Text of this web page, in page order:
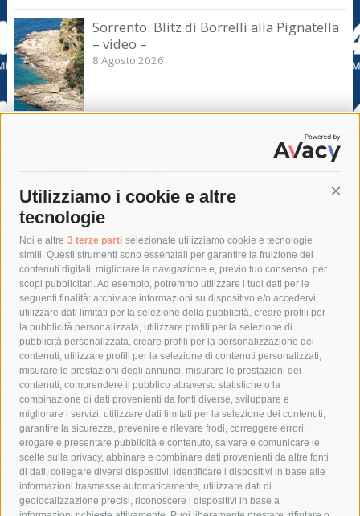
Utilizziamo i cookie e altre
tecnologie
Noi e altre 3 terze parti selezionate utilizziamo cookie e tecnologie
simili. Questi strumenti sono essenziali per garantire la fruizione dei
contenuti digitali, migliorare la navigazione e, previo tuo consenso, per
scopi pubblicitari. Ad esempio, potremmo utilizzare i tuoi dati per le
seguenti finalità: archiviare informazioni su dispositivo e/o accedervi,
utilizzare dati limitati per la selezione della pubblicità, creare profili per
la pubblicità personalizzata, utilizzare profili per la selezione di
pubblicità personalizzata, creare profili per la personalizzazione dei
contenuti, utilizzare profili per la selezione di contenuti personalizzati,
misurare le prestazioni degli annunci, misurare le prestazioni dei
contenuti, comprendere il pubblico attraverso statistiche o la
combinazione di dati provenienti da fonti diverse, sviluppare e
migliorare i servizi, utilizzare dati limitati per la selezione dei contenuti,
garantire la sicurezza, prevenire e rilevare frodi, correggere errori,
erogare e presentare pubblicità e contenuto, salvare e comunicare le
scelte sulla privacy, abbinare e combinare dati provenienti da altre fonti
di dati, collegare diversi dispositivi, identificare i dispositivi in base alle
informazioni trasmesse automaticamente, utilizzare dati di
geolocalizzazione precisi, riconoscere i dispositivi in base a
Sorrento. Blitz di Borrelli alla Pignatella
– video –
8 Agosto 2026
Sorrento. Le denunce: Bivacchi e rifiuti
8 Agosto 2026
Tag
acqua allerta meteo
anas
area marina protetta di punta campanella
arresto
Asl Napoli 3 sud
capitaneria di porto capri
carabinieri
castellammare di stabia
circumvesuviana
comune di sorrento
concerto
contagi
costiera amalfitana
covid-19 eav
elezioni
fondazione sorrento
gori guardia costiera
incidente
lavori
lorenzo balducelli mare
massa lubrense
massimo coppola
Meta napoli
ordinanza
penisola sorrentina
piano di sorrento polizia municipale